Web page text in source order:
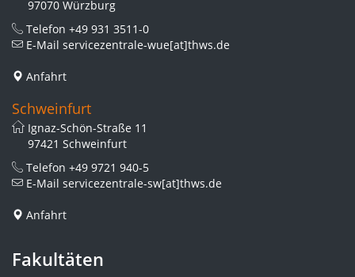
97070 Würzburg
Telefon +49 931 3511-0
E-Mail servicezentrale-wue[at]thws.de
Anfahrt
Schweinfurt
Ignaz-Schön-Straße 11
97421 Schweinfurt
Telefon +49 9721 940-5
E-Mail servicezentrale-sw[at]thws.de
Anfahrt
Fakultäten